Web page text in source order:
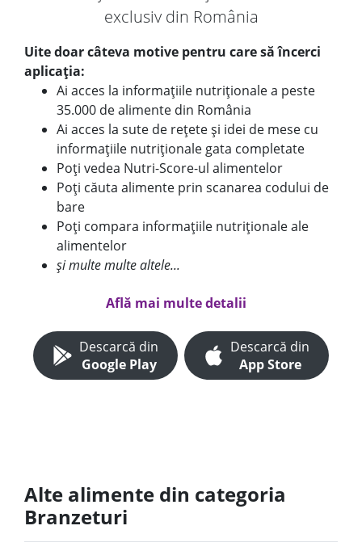
exclusiv din România
Uite doar câteva motive pentru care să încerci
aplicația:
Ai acces la informațiile nutriționale a peste
35.000 de alimente din România
Ai acces la sute de rețete și idei de mese cu
informațiile nutriționale gata completate
Poți vedea Nutri-Score-ul alimentelor
Poți căuta alimente prin scanarea codului de
bare
Poți compara informațiile nutriționale ale
alimentelor
și multe multe altele...
Află mai multe detalii
Descarcă din
Google Play
Descarcă din
App Store
Alte alimente din categoria
Branzeturi